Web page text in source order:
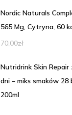
Nordic Naturals
565 Mg, Cytryna, 60
70,00zł
Nutridrink Skin
dni – miks smaków
200ml